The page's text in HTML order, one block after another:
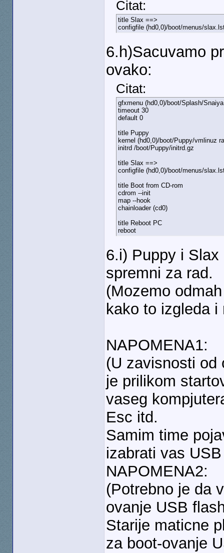
Citat:
title Slax ==>
configfile (hd0,0)/boot/menus/
6.h)Sacuvamo
ovako:
Citat:
gfxmenu (hd0,0)/boot/Splash/Snaiya
timeout 30
default 0
title Puppy
kernel (hd0,0)/boot/Puppy/vmlinuz
initrd /boot/Puppy/initrd.gz
title Slax ==>
configfile (hd0,0)/boot/menus/
title Boot from CD-rom
cdrom --init
map --hook
chainloader (cd0)
title Reboot PC
reboot
6.i) Puppy i
spremni za rad.
(Mozemo
kako to izgleda i
NAPOMENA1:
(U zavisnosti od
je prilikom
vaseg
Esc itd.
Samim time
izabrati vas
NAPOMENA2:
(Potrebno je da
ovanje USB
Starije maticne
za boot-ovanje